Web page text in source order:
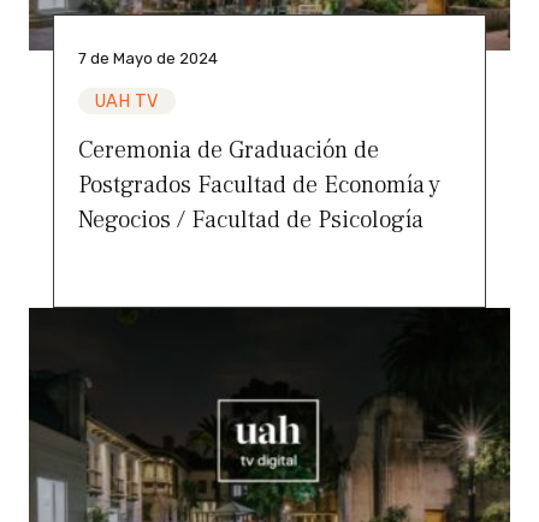
7 de Mayo de 2024
UAH TV
Ceremonia de Graduación de
Postgrados Facultad de Economía y
Negocios / Facultad de Psicología